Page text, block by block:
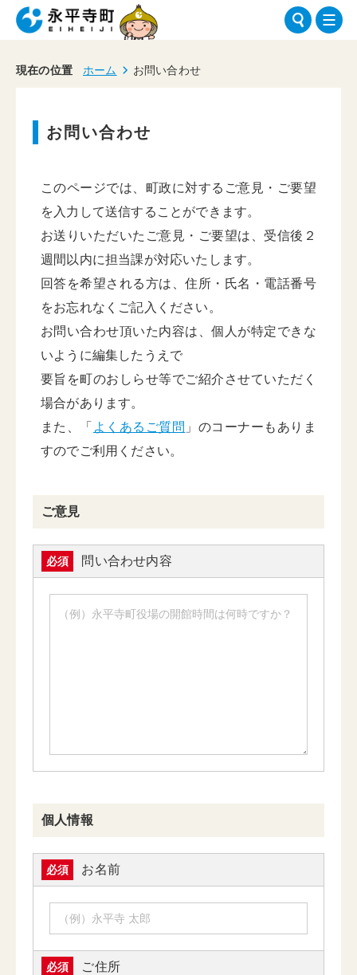
現在の位置 ホーム お問い合わせ
お問い合わせ
このページでは、町政に対するご意見・ご要望
を入力して送信することができます。
お送りいただいたご意見・ご要望は、受信後２
週間以内に担当課が対応いたします。
回答を希望される方は、住所・氏名・電話番号
をお忘れなくご記入ください。
お問い合わせ頂いた内容は、個人が特定できな
いように編集したうえで
要旨を町のおしらせ等でご紹介させていただく
場合があります。
また、「 よくあるご質問 」のコーナーもありま
すのでご利用ください。
ご意見
必須 問い合わせ内容
個人情報
必須 お名前
必須 ご住所